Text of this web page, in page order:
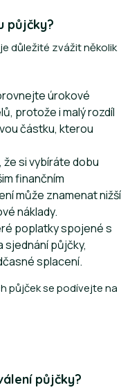
půjčky?
důležité zvážit několik
úrokové
protože i malý rozdíl
částku, kterou
si vybíráte dobu
finančním
může znamenat nižší
náklady.
poplatky spojené s
sjednání půjčky,
splacení.
půjček se podívejte na
půjčky?